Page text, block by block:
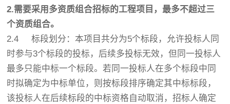
2.需要采用多资质组合招标的工程项目，最多不超过三
个资质组合。
2.4 标段划分：本项目共分为5个标段，允许投标人同
时参与3个标段的投标，后续多投标无效，但同一投标人
最多只能中标一个标段。若同一投标人在多个标段中同
时拟确定为中标单位，则按标段排序确定其中标标段，
该投标人在后续标段的中标资格自动取消，招标人确定